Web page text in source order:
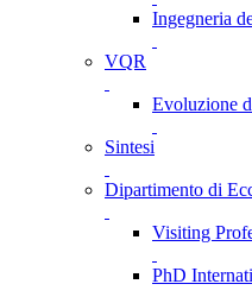
Ingegneria
VQR
Evoluzione
Sintesi
Dipartimento di
Visiting
PhD